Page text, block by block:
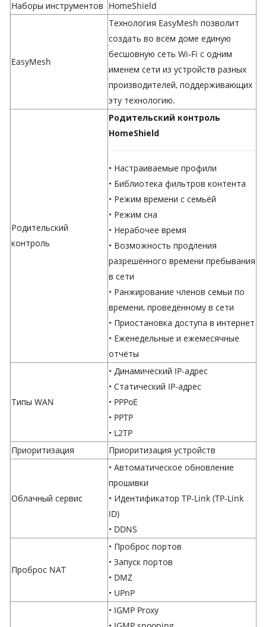
Наборы инструментов HomeShield
EasyMesh
Технология EasyMesh позволит
создать во всём доме единую
бесшовную сеть Wi‑Fi с одним
именем сети из устройств разных
производителей, поддерживающих
эту технологию.
Родительский
контроль
Родительский контроль
HomeShield
• Настраиваемые профили
• Библиотека фильтров контента
• Режим времени с семьёй
• Режим сна
• Нерабочее время
• Возможность продления
разрешённого времени пребывания
в сети
• Ранжирование членов семьи по
времени, проведённому в сети
• Приостановка доступа в интернет
• Еженедельные и ежемесячные
отчёты
Типы WAN
• Динамический IP-адрес
• Статический IP-адрес
• PPPoE
• PPTP
• L2TP
Приоритизация
Приоритизация устройств
Облачный сервис
• Автоматическое обновление
прошивки
• Идентификатор TP-Link (TP-Link
ID)
• DDNS
Проброс NAT
• Проброс портов
• Запуск портов
• DMZ
• UPnP
• IGMP Proxy